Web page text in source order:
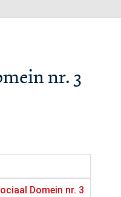
nr. 3
Domein nr. 3